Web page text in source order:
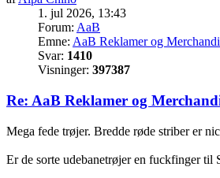
1. jul 2026, 13:43
Forum: AaB
Emne: AaB Reklamer og
Svar: 1410
Visninger: 397387
Re: AaB Reklamer og
Mega fede trøjer. Bredde røde striber er
Er de sorte udebanetrøjer en fuckfinger til